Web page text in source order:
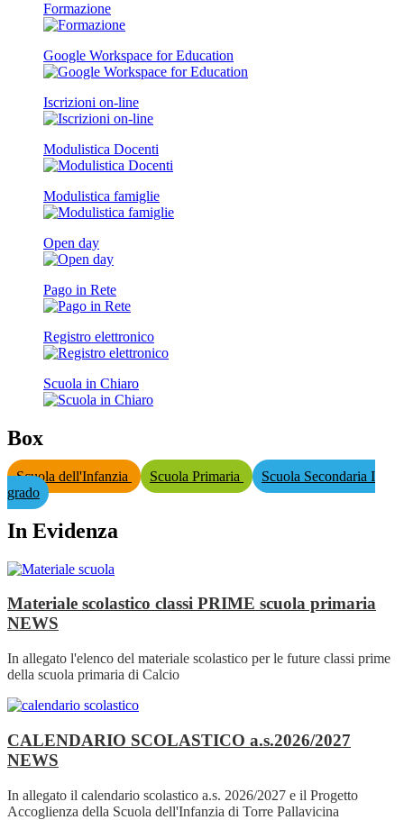
Formazione
Google Workspace for Education
Iscrizioni on-line
Modulistica Docenti
Modulistica famiglie
Open day
Pago in Rete
Registro elettronico
Scuola in Chiaro
Box
Scuola dell'Infanzia Scuola Primaria
Scuola Secondaria I
grado
In Evidenza
Materiale scolastico classi PRIME scuola primaria
NEWS
In allegato l'elenco del materiale scolastico per le future classi prime
della scuola primaria di Calcio
CALENDARIO SCOLASTICO a.s.2026/2027
NEWS
In allegato il calendario scolastico a.s. 2026/2027 e il Progetto
Accoglienza della Scuola dell'Infanzia di Torre Pallavicina